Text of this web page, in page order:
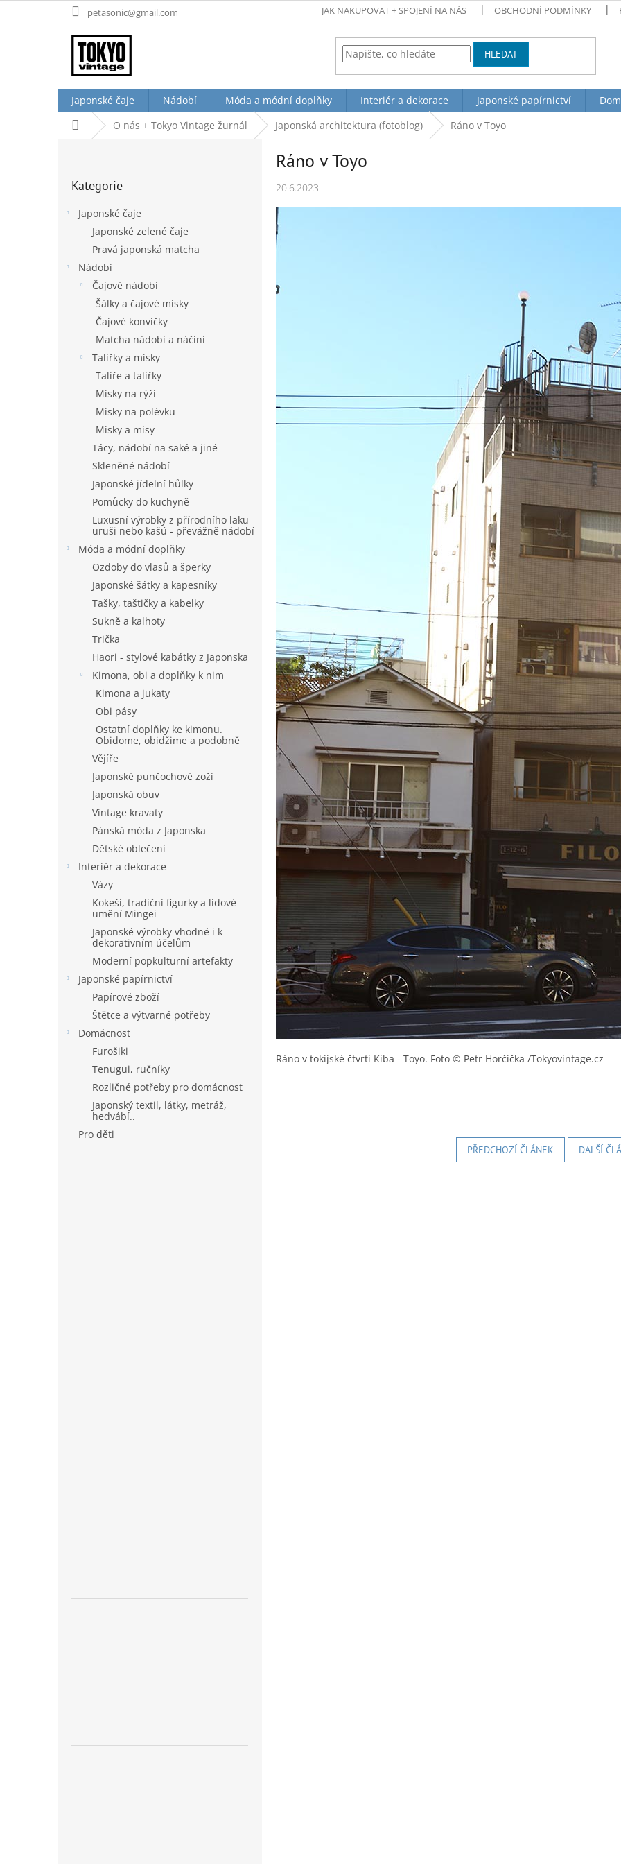
na
petasonic@gmail.com JAK NAKUPOVAT + SPOJENÍ NA NÁS OBCHODNÍ PODMÍNKY
HLEDAT
Japonské čaje Nádobí Móda a módní doplňky Interiér a dekorace Japonské papírnictví
Domů O nás + Tokyo Vintage žurnál Japonská architektura (fotoblog) Ráno v Toyo
kategorie
Kategorie
Japonské čaje
Japonské zelené čaje
Pravá japonská matcha
Nádobí
Čajové nádobí
Šálky a čajové misky
Čajové konvičky
Matcha nádobí a náčiní
Talířky a misky
Talíře a talířky
Misky na rýži
Misky na polévku
Misky a mísy
Tácy, nádobí na saké a jiné
Skleněné nádobí
Japonské jídelní hůlky
Pomůcky do kuchyně
Luxusní výrobky z přírodního laku
uruši nebo kašú - převážně nádobí
Móda a módní doplňky
Ozdoby do vlasů a šperky
Japonské šátky a kapesníky
Tašky, taštičky a kabelky
Sukně a kalhoty
Trička
Haori - stylové kabátky z Japonska
Kimona, obi a doplňky k nim
Kimona a jukaty
Obi pásy
Ostatní doplňky ke kimonu.
Obidome, obidžime a podobně
Vějíře
Japonské punčochové zoží
Japonská obuv
Vintage kravaty
Pánská móda z Japonska
Dětské oblečení
Interiér a dekorace
Vázy
Kokeši, tradiční figurky a lidové
umění Mingei
Japonské výrobky vhodné i k
dekorativním účelům
Moderní popkulturní artefakty
Japonské papírnictví
Papírové zboží
Štětce a výtvarné potřeby
Domácnost
Furošiki
Tenugui, ručníky
Rozličné potřeby pro domácnost
Japonský textil, látky, metráž,
hedvábí..
Pro děti
Ráno v Toyo
20.6.2023
Ráno v tokijské čtvrti Kiba - Toyo. Foto © Petr Horčička /Tokyovintage.cz
PŘEDCHOZÍ ČLÁNEK DALŠÍ